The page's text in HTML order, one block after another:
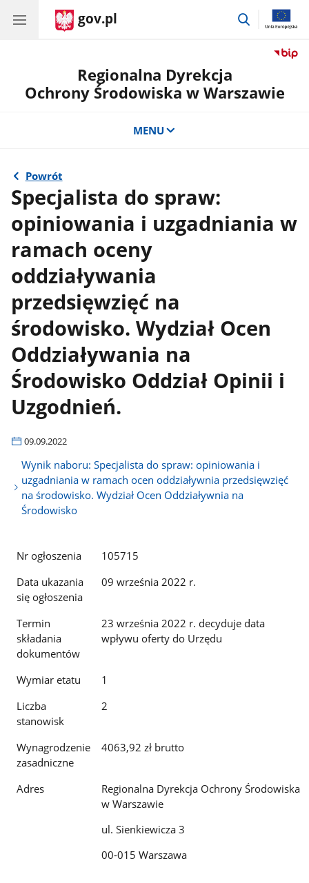
gov.pl
przejdź
Regionalna Dyrekcja
Ochrony Środowiska w Warszawie
MENU
Powrót
Specjalista do spraw:
opiniowania i uzgadniania w
ramach oceny
oddziaływania
przedsięwzięć na
środowisko. Wydział Ocen
Oddziaływania na
Środowisko Oddział Opinii i
Uzgodnień.
09.09.2022
Wynik naboru: Specjalista do spraw: opiniowania i
uzgadniania w ramach ocen oddziaływnia przedsięwzięć
na środowisko. Wydział Ocen Oddziaływnia na
Środowisko
Nr ogłoszenia
105715
Data ukazania
się ogłoszenia
09 września 2022 r.
Termin
składania
dokumentów
23 września 2022 r. decyduje data
wpływu oferty do Urzędu
Wymiar etatu
1
Liczba
stanowisk
2
Wynagrodzenie
zasadniczne
4063,92 zł brutto
Adres
Regionalna Dyrekcja Ochrony Środowiska
w Warszawie
ul. Sienkiewicza 3
00-015 Warszawa